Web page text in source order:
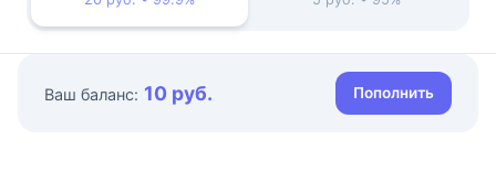
Ваш баланс: 10 руб. Пополнить